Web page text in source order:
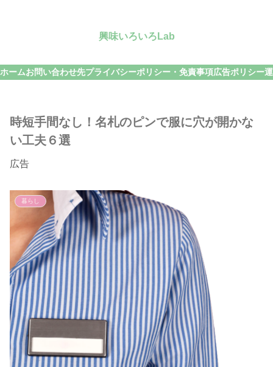
興味いろいろLab
ホームお問い合わせ先プライバシーポリシー・免責事項広告ポリシー
時短手間なし！名札のピンで服に穴が開かな
い工夫６選
広告
暮らし